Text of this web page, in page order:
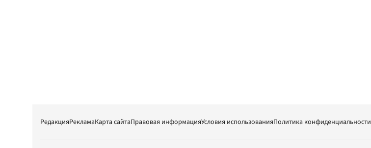
РедакцияРекламаКарта сайтаПравовая информацияУсловия использованияПолитика конфиденциальности